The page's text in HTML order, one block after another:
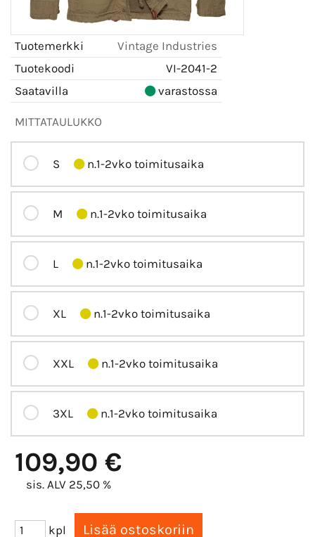
Tuotemerkki
Vintage Industries
Tuotekoodi
VI-2041-2
Saatavilla
varastossa
MITTATAULUKKO
S n.1-2vko toimitusaika
M n.1-2vko toimitusaika
L n.1-2vko toimitusaika
XL n.1-2vko toimitusaika
XXL n.1-2vko toimitusaika
3XL n.1-2vko toimitusaika
109,90 €
sis. ALV 25,50 %
kpl